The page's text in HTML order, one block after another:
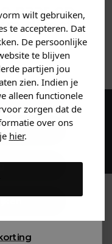
wilt gebruiken,
te accepteren. Dat
De persoonlijke
te blijven
partijen jou
zien. Indien je
alleen functionele
zorgen dat de
over ons
hier.
ontvang 5%
Klanten beoordelen
ons met een 9,6!
naar op
direct